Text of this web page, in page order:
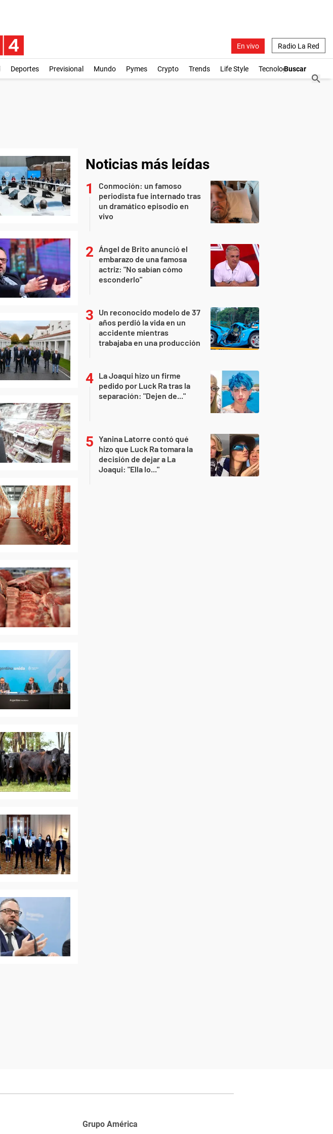
En vivo Radio La Red
Deportes Previsional Mundo Pymes Crypto Trends Life Style Tecnología
Noticias más leídas
Conmoción: un famoso
periodista fue internado tras
un dramático episodio en
vivo
Ángel de Brito anunció el
embarazo de una famosa
actriz: "No sabían cómo
esconderlo"
Un reconocido modelo de 37
años perdió la vida en un
accidente mientras
trabajaba en una producción
La Joaqui hizo un firme
pedido por Luck Ra tras la
separación: "Dejen de..."
Yanina Latorre contó qué
hizo que Luck Ra tomara la
decisión de dejar a La
Joaqui: "Ella lo..."
Grupo América